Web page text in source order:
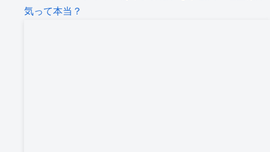
気って本当？